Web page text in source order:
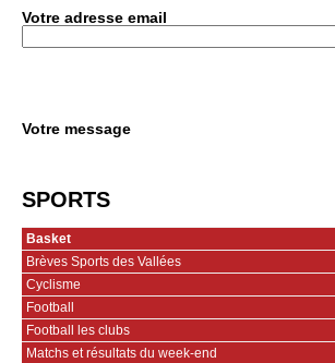
Votre adresse email
Votre message
SPORTS
Basket
Brèves Sports des Vallées
Cyclisme
Football
Football les clubs
Matchs et résultats du week-end